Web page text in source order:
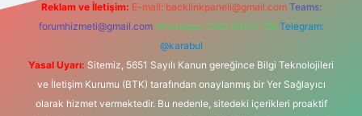
Reklam ve İletişim: E-mail: backlinkpaneli@gmail.com Teams:
forumhizmeti@gmail.com Whatsapp: 0262 606 0 726 Telegram:
@karabul
Yasal Uyarı: Sitemiz, 5651 Sayılı Kanun gereğince Bilgi Teknolojileri
ve İletişim Kurumu (BTK) tarafından onaylanmış bir Yer Sağlayıcı
olarak hizmet vermektedir. Bu nedenle, sitedeki içerikleri proaktif